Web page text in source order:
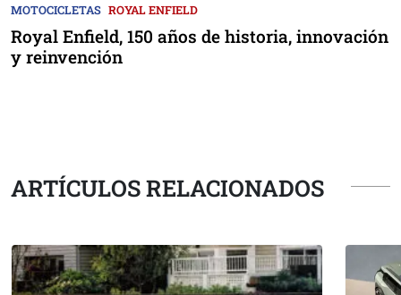
MOTOCICLETAS ROYAL ENFIELD
Royal Enfield, 150 años de historia, innovación
y reinvención
ARTÍCULOS RELACIONADOS